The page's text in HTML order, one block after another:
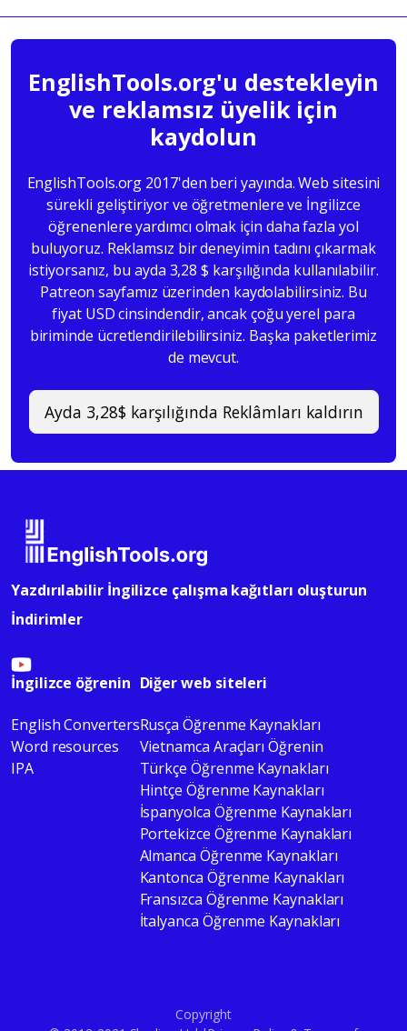
EnglishTools.org'u destekleyin
ve reklamsız üyelik için
kaydolun
EnglishTools.org 2017'den beri yayında. Web sitesini
sürekli geliştiriyor ve öğretmenlere ve İngilizce
öğrenenlere yardımcı olmak için daha fazla yol
buluyoruz. Reklamsız bir deneyimin tadını çıkarmak
istiyorsanız, bu ayda 3,28 $ karşılığında kullanılabilir.
Patreon sayfamız üzerinden kaydolabilirsiniz. Bu
fiyat USD cinsindendir, ancak çoğu yerel para
biriminde ücretlendirilebilirsiniz. Başka paketlerimiz
de mevcut.
Ayda 3,28$ karşılığında Reklâmları kaldırın
Yazdırılabilir İngilizce çalışma kağıtları oluşturun
İndirimler
İngilizce öğrenin
English Converters
Word resources
IPA
Diğer web siteleri
Rusça Öğrenme Kaynakları
Vietnamca Araçları Öğrenin
Türkçe Öğrenme Kaynakları
Hintçe Öğrenme Kaynakları
İspanyolca Öğrenme Kaynakları
Portekizce Öğrenme Kaynakları
Almanca Öğrenme Kaynakları
Kantonca Öğrenme Kaynakları
Fransızca Öğrenme Kaynakları
İtalyanca Öğrenme Kaynakları
Copyright